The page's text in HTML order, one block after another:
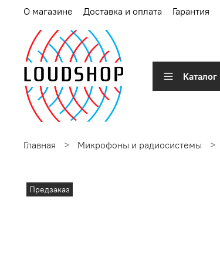
О магазине Доставка и оплата Гарантия
Каталог
Главная Микрофоны и радиосистемы
Предзаказ